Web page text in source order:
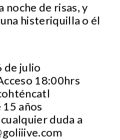
noche de risas, y
histeriquilla o él
de julio
18:00hrs
años
duda a